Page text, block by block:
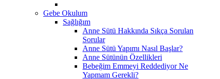
Gebe Okulum
Sağlığım
Anne Sütü Hakkında Sıkça Sorulan
Sorular
Anne Sütü Yapımı Nasıl Başlar?
Anne Sütünün Özellikleri
Bebeğim Emmeyi Reddediyor Ne
Yapmam Gerekli?